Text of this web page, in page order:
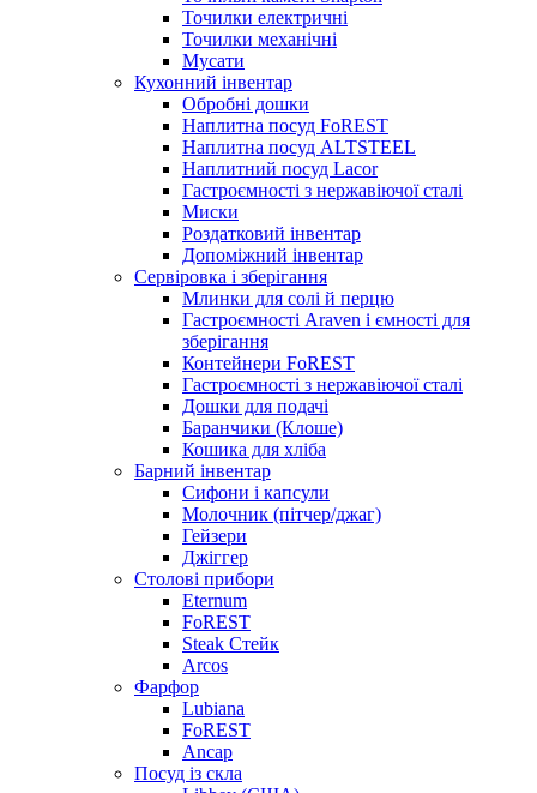
Точилки електричні
Точилки механічні
Мусати
Кухонний інвентар
Обробні дошки
Наплитна посуд FoREST
Наплитна посуд ALTSTEEL
Наплитний посуд Lacor
Гастроємності з нержавіючої сталі
Миски
Роздатковий інвентар
Допоміжний інвентар
Сервіровка і зберігання
Млинки для солі й перцю
Гастроємності Araven і ємності для
зберігання
Контейнери FoREST
Гастроємності з нержавіючої сталі
Дошки для подачі
Баранчики (Клоше)
Кошика для хліба
Барний інвентар
Сифони і капсули
Молочник (пітчер/джаг)
Гейзери
Джіггер
Столові прибори
Eternum
FoREST
Steak Стейк
Arcos
Фарфор
Lubiana
FoREST
Ancap
Посуд із скла